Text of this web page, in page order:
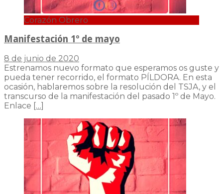
Corazón Obrero
Manifestación 1º de mayo
8 de junio de 2020
Estrenamos nuevo formato que esperamos os guste y
pueda tener recorrido, el formato PÍLDORA. En esta
ocasión, hablaremos sobre la resolución del TSJA, y el
transcurso de la manifestación del pasado 1º de Mayo.
Enlace […]